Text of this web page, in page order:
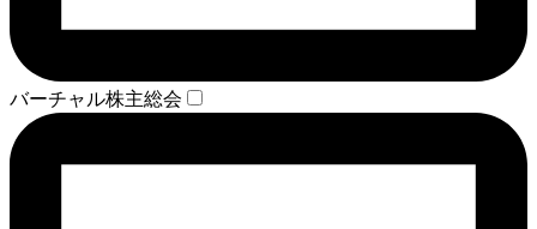
バーチャル株主総会